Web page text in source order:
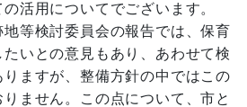
活用についてでございます。
等検討委員会の報告では、保育
いとの意見もあり、あわせて検
ますが、整備方針の中ではこの
ません。この点について、市と